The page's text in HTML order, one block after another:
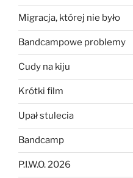
Migracja, której nie było
Bandcampowe problemy
Cudy na kiju
Krótki film
Upał stulecia
Bandcamp
P.I.W.O. 2026